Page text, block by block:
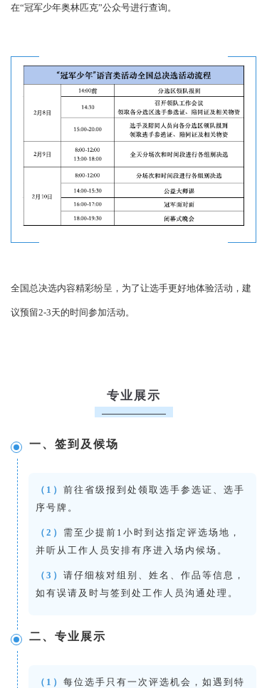
在“冠军少年奥林匹克”公众号进行查询。
全国总决选内容精彩纷呈，为了让选手更好地体验活动，建
议预留2-3天的时间参加活动。
专业展示
一、签到及候场
（1） 前往省级报到处领取选手参选证、选手
序号牌。
（2） 需至少提前1小时到达指定评选场地，
并听从工作人员安排有序进入场内候场。
（3） 请仔细核对组别、姓名、作品等信息，
如有误请及时与签到处工作人员沟通处理。
二、专业展示
（1） 每位选手只有一次评选机会，如遇到特